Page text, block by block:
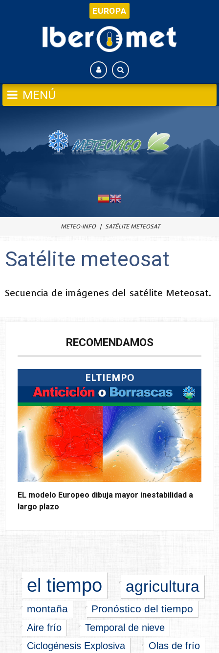
EUROPA
METEO-INFO SATÉLITE METEOSAT
Satélite meteosat
Secuencia de imágenes del satélite Meteosat.
RECOMENDAMOS
ELTIEMPO
EL modelo Europeo dibuja mayor inestabilidad a
largo plazo
el tiempo agricultura
montaña Pronóstico del tiempo
Aire frío
Temporal de nieve
Ciclogénesis Explosiva
Olas de frío